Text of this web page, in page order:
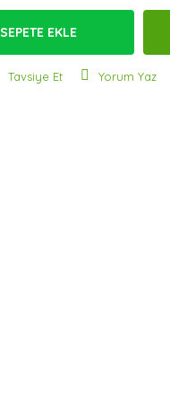
SEPETE EKLE
Tavsiye Et Yorum Yaz